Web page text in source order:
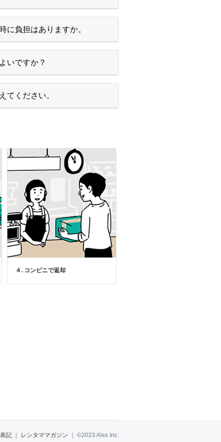
に負担はありますか。
いですか？
てください。
４. コンビニで返却
記 レンタママガジン ©2023 Alex Inc.